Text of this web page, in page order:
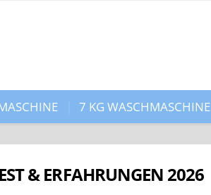
7 KG WASCHMASCHINE
& ERFAHRUNGEN 2026